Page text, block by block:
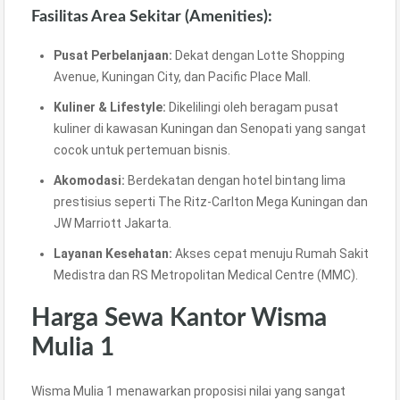
Fasilitas Area Sekitar (Amenities):
Pusat Perbelanjaan: Dekat dengan Lotte Shopping
Avenue, Kuningan City, dan Pacific Place Mall.
Kuliner & Lifestyle: Dikelilingi oleh beragam pusat
kuliner di kawasan Kuningan dan Senopati yang sangat
cocok untuk pertemuan bisnis.
Akomodasi: Berdekatan dengan hotel bintang lima
prestisius seperti The Ritz-Carlton Mega Kuningan dan
JW Marriott Jakarta.
Layanan Kesehatan: Akses cepat menuju Rumah Sakit
Medistra dan RS Metropolitan Medical Centre (MMC).
Harga Sewa Kantor Wisma
Mulia 1
Wisma Mulia 1 menawarkan proposisi nilai yang sangat